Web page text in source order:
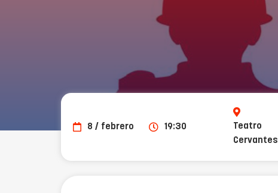
8 / febrero 19:30
Teatro
Cervantes